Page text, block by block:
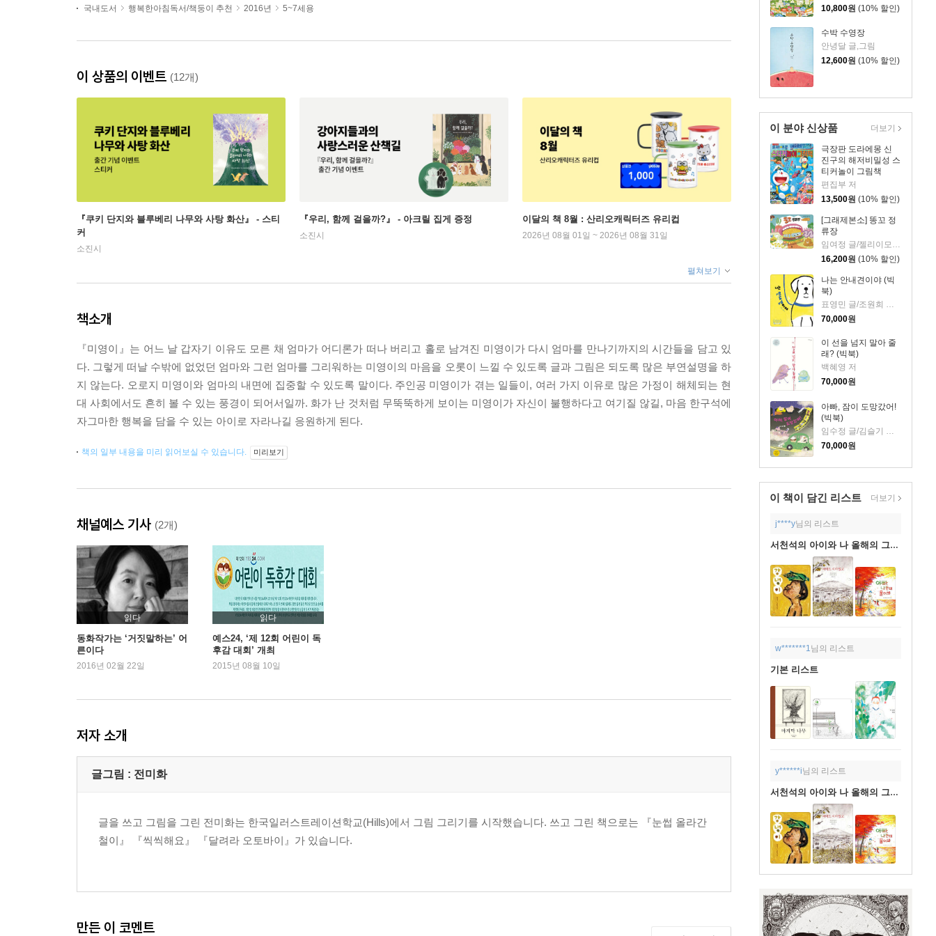
10,800원 (10% 할인)
수박 수영장
안녕달 글,그림
12,600원 (10% 할인)
이 분야 신상품
극장판 도라에몽 신
진구의 해저비밀성 스
티커놀이 그림책
편집부 저
13,500원 (10% 할인)
[그래제본소] 똥꼬 정
류장
임여정 글/젤리이모 그림
16,200원 (10% 할인)
나는 안내견이야 (빅
북)
표영민 글/조원희 그림
70,000원
이 선을 넘지 말아 줄
래? (빅북)
백혜영 저
70,000원
아빠, 잠이 도망갔어!
(빅북)
임수정 글/김슬기 그림
70,000원
더보기
이 책이 담긴 리스트 더보기
j****y님의 리스트
서천석의 아이와 나 올해의 그림책(2015)
w*******1님의 리스트
기본 리스트
y******i님의 리스트
서천석의 아이와 나 올해의 그림책(2015)
국내도서 행복한아침독서/책둥이 추천 2016년 5~7세용
이 상품의 이벤트 (12개)
『쿠키 단지와 블루베리 나무와 사탕 화산』 - 스티
커
소진시
『우리, 함께 걸을까?』 - 아크릴 집게 증정
소진시
이달의 책 8월 : 산리오캐릭터즈 유리컵
2026년 08월 01일 ~ 2026년 08월 31일
펼쳐보기
책소개
『미영이』는 어느 날 갑자기 이유도 모른 채 엄마가 어디론가 떠나 버리고 홀로 남겨진 미영이가 다시 엄마를 만나기까지의 시간들을 담고 있
다. 그렇게 떠날 수밖에 없었던 엄마와 그런 엄마를 그리워하는 미영이의 마음을 오롯이 느낄 수 있도록 글과 그림은 되도록 많은 부연설명을 하
지 않는다. 오로지 미영이와 엄마의 내면에 집중할 수 있도록 말이다. 주인공 미영이가 겪는 일들이, 여러 가지 이유로 많은 가정이 해체되는 현
대 사회에서도 흔히 볼 수 있는 풍경이 되어서일까. 화가 난 것처럼 무뚝뚝하게 보이는 미영이가 자신이 불행하다고 여기질 않길, 마음 한구석에
자그마한 행복을 담을 수 있는 아이로 자라나길 응원하게 된다.
책의 일부 내용을 미리 읽어보실 수 있습니다. 미리보기
채널예스 기사 (2개)
읽다
동화작가는 ‘거짓말하는’ 어
른이다
2016년 02월 22일
읽다
예스24, ‘제 12회 어린이 독
후감 대회’ 개최
2015년 08월 10일
저자 소개
글그림 : 전미화
글을 쓰고 그림을 그린 전미화는 한국일러스트레이션학교(Hills)에서 그림 그리기를 시작했습니다. 쓰고 그린 책으로는 『눈썹 올라간
철이』 『씩씩해요』 『달려라 오토바이』가 있습니다.
만든 이 코멘트